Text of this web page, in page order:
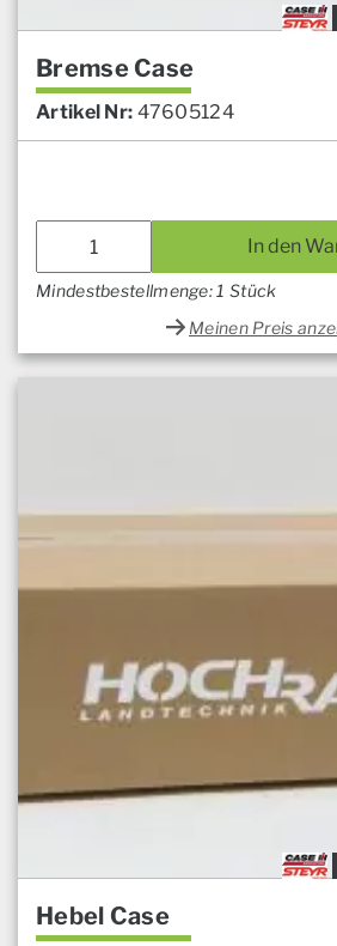
Bremse Case
Artikel Nr: 47605124
In den
Mindestbestellmenge: 1 Stück
Meinen Preis
Hebel Case